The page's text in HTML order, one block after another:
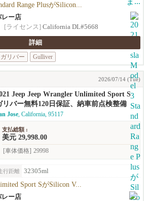
Range PlusがSilicon...
レー店
[ライセンス] California DL#5668
詳細
ガリバー Gulliver
2026/07/14 (Tue)
Jeep Jeep Wrangler Unlimited Sport S
リバー無料120日保証、納車前点検整備
Jose, California, 95117
支払総額 :
美元 29,998.00
[車体価格] 29998
行距離 32305ml
Sport SがSilicon V...
レー店